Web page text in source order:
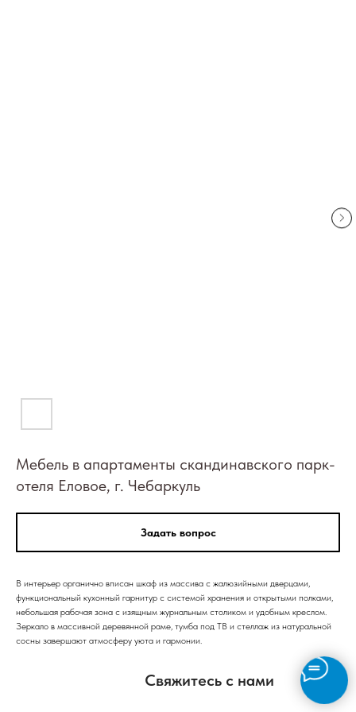
Свяжитесь с нами
Мебель в апартаменты скандинавского парк-
отеля Еловое, г. Чебаркуль
Задать вопрос
В интерьер органично вписан шкаф из массива с жалюзийными дверцами,
функциональный кухонный гарнитур с системой хранения и открытыми полками,
небольшая рабочая зона с изящным журнальным столиком и удобным креслом.
Зеркало в массивной деревянной раме, тумба под ТВ и стеллаж из натуральной
сосны завершают атмосферу уюта и гармонии.